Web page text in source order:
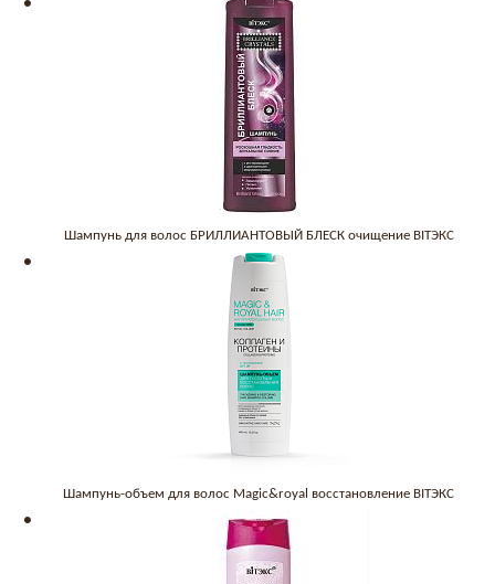
Шампунь для волос БРИЛЛИАНТОВЫЙ БЛЕСК очищение BITЭКС
Шампунь-объем для волос Magic&royal восстановление BITЭКС